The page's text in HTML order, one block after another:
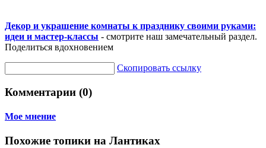
Декор и украшение комнаты к празднику своими руками:
идеи и мастер-классы - смотрите наш замечательный раздел.
Поделиться вдохновением
Скопировать ссылку
Комментарии (0)
Мое мнение
Похожие топики на Лантиках